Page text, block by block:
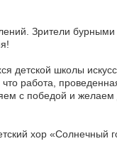
Зрители
детской школы
работа,
с победой и
хор «Солнечный